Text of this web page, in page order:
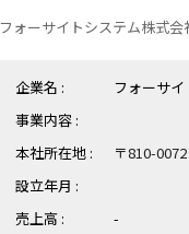
フォーサイトシステム株式会
企業名 :
フォーサ
事業内容 :
本社所在地 :
〒810-
設立年月 :
売上高 :
-